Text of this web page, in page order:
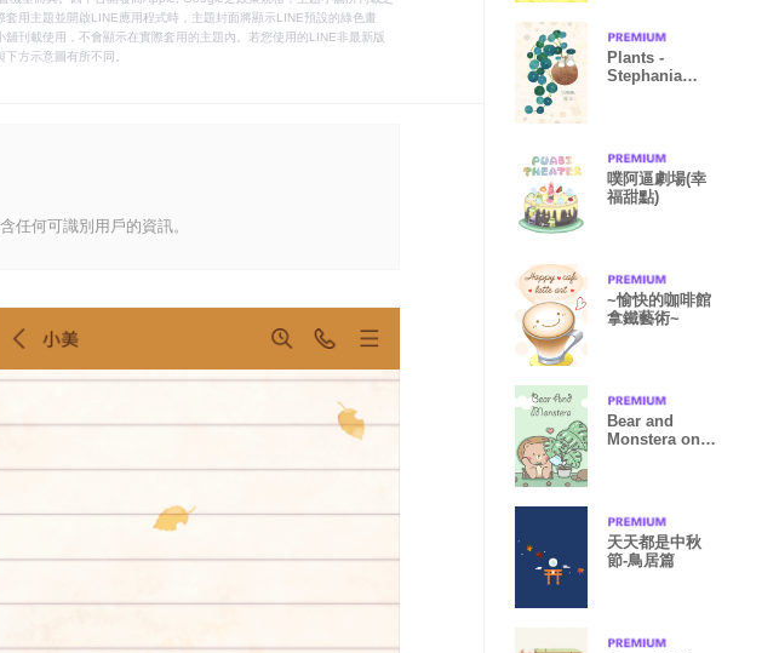
套用主題並開啟LINE應用程式時，主題封面將顯示LINE預設的綠色畫
舖刊載使用，不會顯示在實際套用的主題內。若您使用的LINE非最新版
方示意圖有所不同。
任何可識別用戶的資訊。
Plants -
Stephania
噗阿逼劇場(幸
福甜點)
~愉快的咖啡館
拿鐵藝術~
Bear and
Monstera on
天天都是中秋
節-鳥居篇